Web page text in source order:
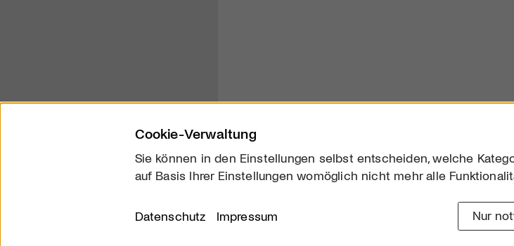
Über uns
Downloads
Cookie-Verwaltung
Sie können in den Einstellungen selbst entscheiden, welche
auf Basis Ihrer Einstellungen womöglich nicht mehr alle
Datenschutz Impressum Nur